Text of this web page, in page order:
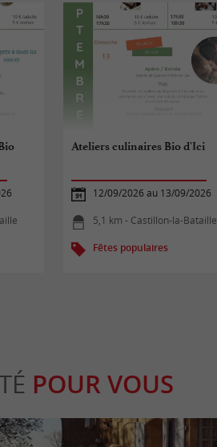
Ateliers culinaires Bio d'Ici
12/09/2026 au 13/09/2026
5,1 km - Castillon-la-Bataille
Fêtes populaires
POUR VOUS